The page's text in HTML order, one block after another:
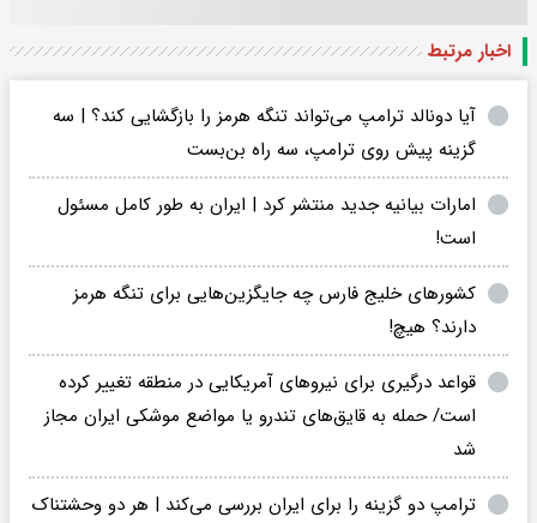
اخبار مرتبط
آیا دونالد ترامپ می‌تواند تنگه هرمز را بازگشایی کند؟ | سه
گزینه پیش روی ترامپ، سه راه بن‌بست
امارات بیانیه جدید منتشر کرد | ایران به طور کامل مسئول
است!
کشورهای خلیج فارس چه جایگزین‌هایی برای تنگه هرمز
دارند؟ هیچ!
قواعد درگیری برای نیروهای آمریکایی در منطقه تغییر کرده
است/ حمله به قایق‌های تندرو یا مواضع موشکی ایران مجاز
شد
ترامپ دو گزینه را برای ایران بررسی می‌کند | هر دو وحشتناک